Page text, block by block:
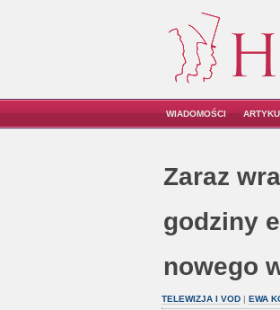
WIADOMOŚCI
Zaraz
godziny
nowego
TELEWIZJA I VOD| EWA